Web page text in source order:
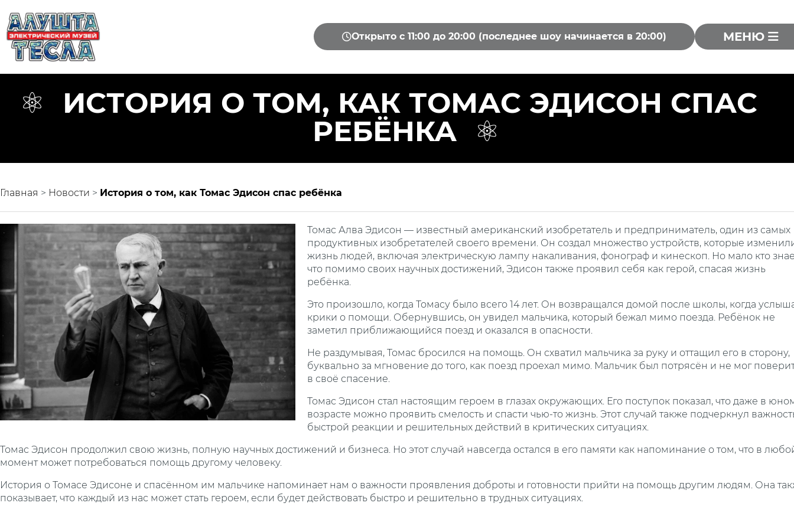
Открыто с 11:00 до 20:00 (последнее шоу начинается в 20:00) МЕНЮ
ИСТОРИЯ О ТОМ, КАК ТОМАС ЭДИСОН СПАС
РЕБЁНКА
Главная > Новости > История о том, как Томас Эдисон спас ребёнка
Томас Алва Эдисон — известный американский изобретатель и предприниматель, один из самых
продуктивных изобретателей своего времени. Он создал множество устройств, которые
жизнь людей, включая электрическую лампу накаливания, фонограф и кинескоп. Но мало кто
что помимо своих научных достижений, Эдисон также проявил себя как герой, спасая жизнь
ребёнка.
Это произошло, когда Томасу было всего 14 лет. Он возвращался домой после школы, когда
крики о помощи. Обернувшись, он увидел мальчика, который бежал мимо поезда. Ребёнок не
заметил приближающийся поезд и оказался в опасности.
Не раздумывая, Томас бросился на помощь. Он схватил мальчика за руку и оттащил его в сторону,
буквально за мгновение до того, как поезд проехал мимо. Мальчик был потрясён и не мог
в своё спасение.
Томас Эдисон стал настоящим героем в глазах окружающих. Его поступок показал, что даже в
возрасте можно проявить смелость и спасти чью-то жизнь. Этот случай также подчеркнул
быстрой реакции и решительных действий в критических ситуациях.
Томас Эдисон продолжил свою жизнь, полную научных достижений и бизнеса. Но этот случай навсегда остался в его памяти как напоминание о том, что в
момент может потребоваться помощь другому человеку.
История о Томасе Эдисоне и спасённом им мальчике напоминает нам о важности проявления доброты и готовности прийти на помощь другим людям. Она
показывает, что каждый из нас может стать героем, если будет действовать быстро и решительно в трудных ситуациях.